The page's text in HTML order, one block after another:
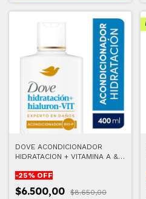
DOVE ACONDICIONADOR
HIDRATACION + VITAMINA A & E
-25% OFF
$6.500,00
$8.650,00